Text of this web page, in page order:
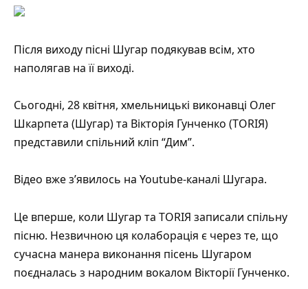
Після виходу пісні Шугар подякував всім, хто
наполягав на її виході.
Сьогодні, 28 квітня, хмельницькі виконавці Олег
Шкарпета (Шугар) та Вікторія Гунченко (TORIЯ)
представили спільний кліп “Дим”.
Відео вже з’явилось на Youtube-каналі Шугара.
Це вперше, коли Шугар та TORIЯ записали спільну
пісню. Незвичною ця колаборація є через те, що
сучасна манера виконання пісень Шугаром
поєдналась з народним вокалом Вікторії Гунченко.